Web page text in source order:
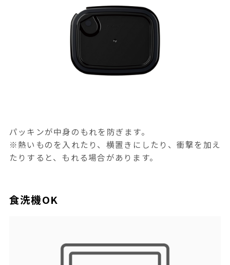
パッキンが中身のもれを防ぎます。
※熱いものを入れたり、横置きにしたり、衝撃を加え
たりすると、もれる場合があります。
食洗機OK